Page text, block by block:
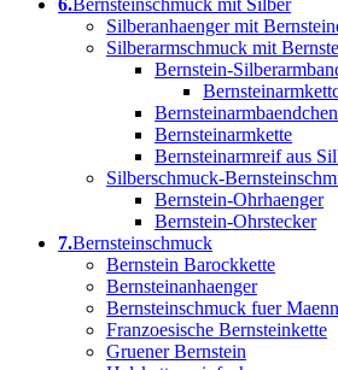
6.Bernsteinschmuck mit Silber
Silberanhaenger mit
Silberarmschmuck mit
Bernstein-
Bernsteinarmkette
Bernsteinarmreif aus
Silberschmuck-
Bernstein-Ohrhaenger
Bernstein-Ohrstecker
7.Bernsteinschmuck
Bernstein Barockkette
Bernsteinanhaenger
Bernsteinschmuck fuer
Franzoesische Bernsteinkette
Gruener Bernstein